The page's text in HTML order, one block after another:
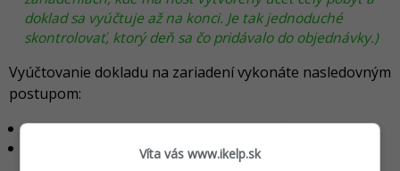
doklad sa vyúčtuje až na konci. Je tak jednoduché
skontrolovať, ktorý deň sa čo pridávalo do objednávky.)
Vyúčtovanie dokladu na zariadení vykonáte nasledovným
postupom:
Vyberte stôl a doklad ktorý chcete vyúčtovať.
Kliknite na ikonuMedzisúčeta vyberte požadovaný
Víta vás www.ikelp.sk